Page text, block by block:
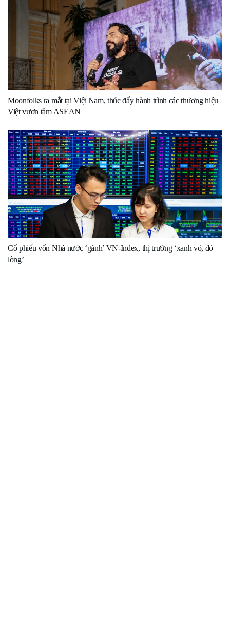
Moonfolks ra mắt tại Việt Nam, thúc đẩy hành trình các thương hiệu
Việt vươn tầm ASEAN
Cổ phiếu vốn Nhà nước ‘gánh’ VN-Index, thị trường ‘xanh vỏ, đỏ
lòng’